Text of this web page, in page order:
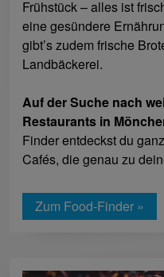
Frühstück – alles ist
eine gesündere
gibt’s zudem frische
Landbäckerei.
Auf der Suche nach
Restaurants in
Finder entdeckst du
Cafés, die genau zu
Zum Food-Finder »